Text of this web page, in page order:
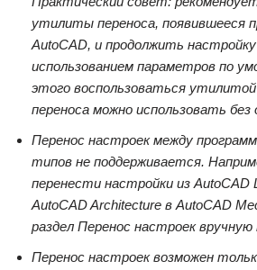
утилиты переноса, появившееся
AutoCAD, и продолжить
использованием параметров по
этого воспользоваться
переноса можно использовать без
Перенос настроек между
типов не поддерживается.
перенести настройки из AutoCAD
AutoCAD Architecture в AutoCAD
раздел Перенос настроек вручную
Перенос настроек возможен